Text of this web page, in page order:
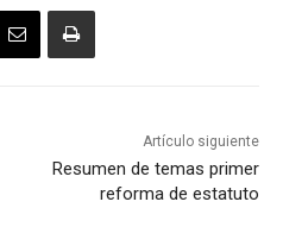
Artículo siguiente
Resumen de temas primer
reforma de estatuto